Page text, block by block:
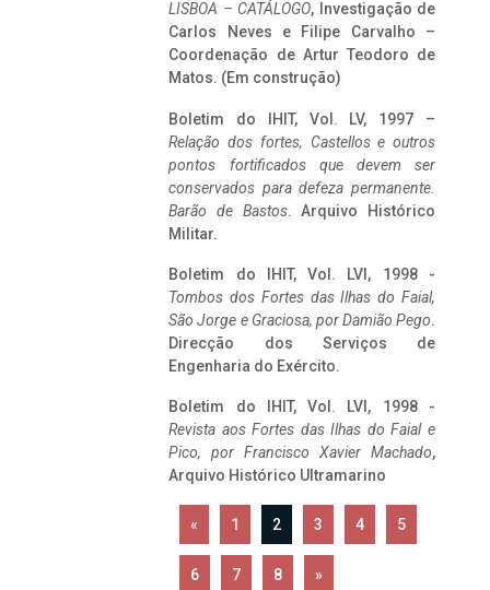
LISBOA – CATÁLOGO, Investigação de
Carlos Neves e Filipe Carvalho –
Coordenação de Artur Teodoro de
Matos. (Em construção)
Boletim do IHIT, Vol. LV, 1997 –
Relação dos fortes, Castellos e outros
pontos fortificados que devem ser
conservados para defeza permanente.
Barão de Bastos. Arquivo Histórico
Militar.
Boletim do IHIT, Vol. LVI, 1998 -
Tombos dos Fortes das Ilhas do Faial,
São Jorge e Graciosa, por Damião Pego.
Direcção dos Serviços de
Engenharia do Exército.
Boletim do IHIT, Vol. LVI, 1998 -
Revista aos Fortes das Ilhas do Faial e
Pico, por Francisco Xavier Machado,
Arquivo Histórico Ultramarino
« 1 2 3 4 5
6 7 8 »